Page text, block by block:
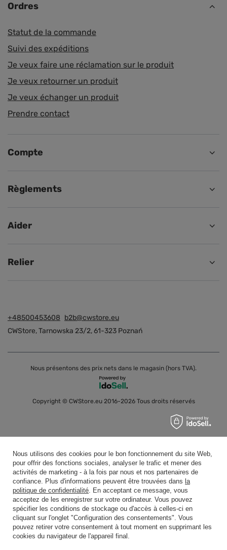
Ordres
Statut de la commande
Suivi des expéditions
Je veux faire une réclamation sur le produit
Je veux retourner un produit
Je veux échanger un produit
Prendre contact
Compte
Règlements
Aider
Relier
+48500453608 b2b@cwstore.eu
CWStore,Tarnowska 23/2,61-323 Poznań
Nous présentons des prix nets dans le magasin (hors TVA).
Copyright © CWStore.eu 2016-2026 Tous droits réservés
Nous utilisons des cookies pour le bon fonctionnement du site Web,
pour offrir des fonctions sociales, analyser le trafic et mener des
activités de marketing - à la fois par nous et nos partenaires de
confiance. Plus d'informations peuvent être trouvées dans la
politique de confidentialité. En acceptant ce message, vous
acceptez de les enregistrer sur votre ordinateur. Vous pouvez
spécifier les conditions de stockage ou d'accès à celles-ci en
cliquant sur l'onglet "Configuration des consentements". Vous
pouvez retirer votre consentement à tout moment en supprimant les
cookies du navigateur de l'appareil final.